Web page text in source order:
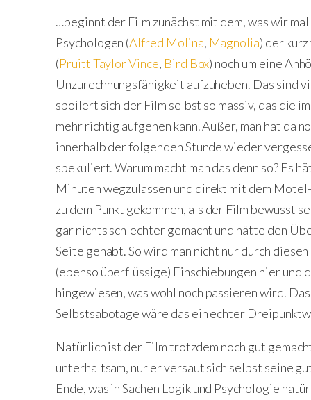
…beginnt der Film zunächst mit dem, was wir
Psychologen (Alfred Molina, Magnolia) der
(Pruitt Taylor Vince, Bird Box) noch um eine
Unzurechnungsfähigkeit aufzuheben. Das sind
spoilert sich der Film selbst so massiv, das die
mehr richtig aufgehen kann. Außer, man hat da
innerhalb der folgenden Stunde wieder
spekuliert. Warum macht man das denn so? Es
Minuten wegzulassen und direkt mit dem
zu dem Punkt gekommen, als der Film bewusst
gar nichts schlechter gemacht und hätte den
Seite gehabt. So wird man nicht nur durch
(ebenso überflüssige) Einschiebungen hier und
hingewiesen, was wohl noch passieren wird.
Selbstsabotage wäre das ein echter
Natürlich ist der Film trotzdem noch gut
unterhaltsam, nur er versaut sich selbst seine
Ende, was in Sachen Logik und Psychologie